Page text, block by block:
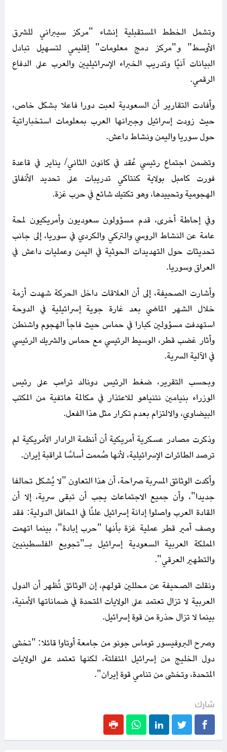
وتشمل الخطط المستقبلية إنشاء "مركز سيبراني للشرق
الأوسط" و"مركز دمج معلومات" إقليمي لتسهيل تبادل
البيانات آنيًا وتدريب الخبراء الإسرائيليين والعرب على الدفاع
الرقمي.
وأفادت التقارير أن السعودية لعبت دورا فاعلا بشكل خاص،
حيث زودت إسرائيل وجيرانها العرب بمعلومات استخباراتية
حول سوريا واليمن ونشاط داعش.
وتضمن اجتماع رئيسي عُقد في كانون الثاني/ يناير في قاعدة
فورت كامبل بولاية كنتاكي تدريبات على تحديد الأنفاق
الهجومية وتحييدها، وهو تكتيك شائع في حرب غزة.
وفي إحاطة أخرى، قدم مسؤولون سعوديون وأمريكيون لمحة
عامة عن النشاط الروسي والتركي والكردي في سوريا، إلى جانب
تحديثات حول التهديدات الحوثية في اليمن وعمليات داعش في
العراق وسوريا.
وأشارت الصحيفة، إلى أن العلاقات داخل الحركة شهدت أزمة
خلال الشهر الماضي بعد غارة جوية إسرائيلية في الدوحة
استهدفت مسؤولين كبارا في حماس حيث فاجأ الهجوم واشنطن
وأثار غضب قطر، الوسيط الرئيسي مع حماس والشريك الرئيسي
في الآلية السرية.
وبحسب التقرير، ضغط الرئيس دونالد ترامب على رئيس
الوزراء بنيامين نتنياهو للاعتذار في مكالمة هاتفية من المكتب
البيضاوي، والالتزام بعدم تكرار مثل هذا الفعل.
وذكرت مصادر عسكرية أمريكية أن أنظمة الرادار الأمريكية لم
ترصد الطائرات الإسرائيلية، لأنها صُممت أساسًا لمراقبة إيران.
وأكدت الوثائق المسربة صراحة، أن هذا التعاون "لا يُشكل تحالفا
جديدا"، وأن جميع الاجتماعات يجب أن تبقى سرية، إلا أن
القادة العرب واصلوا إدانة إسرائيل علنًا في المحافل الدولية: فقد
وصف أمير قطر عملية غزة بأنها "حرب إبادة"، بينما اتهمت
المملكة العربية السعودية إسرائيل بـ"تجويع الفلسطينيين
والتطهير العرقي".
ونقلت الصحيفة عن محللين قولهم، إن الوثائق تُظهر أن الدول
العربية لا تزال تعتمد على الولايات المتحدة في ضماناتها الأمنية،
بينما لا تزال حذرة من قوة إسرائيل.
وصرح البروفيسور توماس جونو من جامعة أوتاوا قائلا: "تخشى
دول الخليج من إسرائيل المتفلتة، لكنها تعتمد على الولايات
المتحدة، وتخشى من تنامي قوة إيران".
شارك